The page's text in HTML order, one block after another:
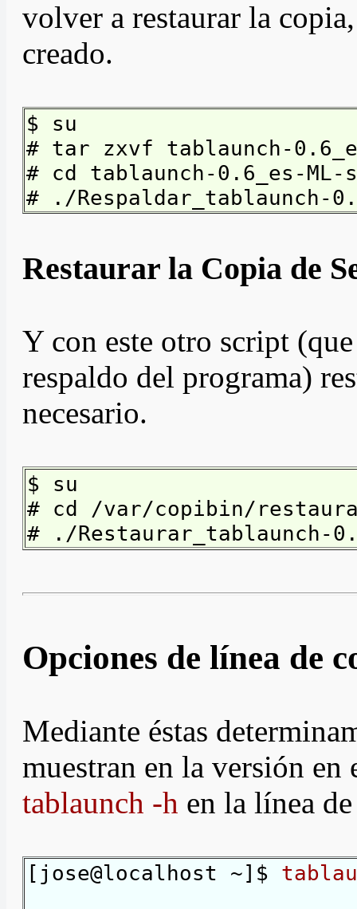
volver a restaurar la
creado.
$ su
# tar zxvf tablaunch-
# cd tablaunch-0.6_es-
# ./Respaldar_tablaunch-
Restaurar la Copia de
Y con este otro script
respaldo del programa)
necesario.
$ su
# cd /var/copibin/
# ./Restaurar_tablaunch-
Opciones de línea de
Mediante éstas
muestran en la versión en
tablaunch -h en la línea
[jose@localhost ~]$